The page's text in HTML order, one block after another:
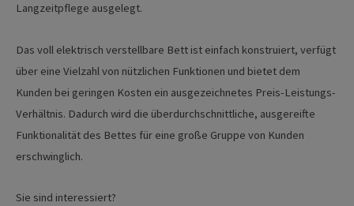
Langzeitpflege ausgelegt.
Das voll elektrisch verstellbare Bett ist einfach konstruiert, verfügt
über eine Vielzahl von nützlichen Funktionen und bietet dem
Kunden bei geringen Kosten ein ausgezeichnetes Preis-Leistungs-
Verhältnis. Dadurch wird die überdurchschnittliche, ausgereifte
Funktionalität des Bettes für eine große Gruppe von Kunden
erschwinglich.
Sie sind interessiert?